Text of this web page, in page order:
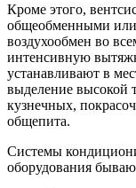
Кроме этого,
общеобменными
воздухообмен во
интенсивную
устанавливают в
выделение высокой
кузнечных,
общепита.
Системы
оборудования